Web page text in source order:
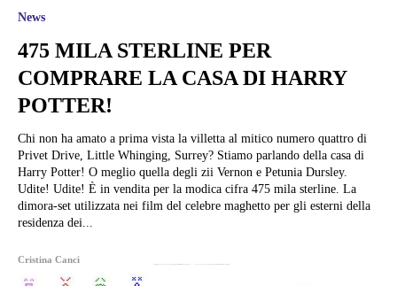
News
475 MILA STERLINE PER
COMPRARE LA CASA DI HARRY
POTTER!
Chi non ha amato a prima vista la villetta al mitico numero quattro di
Privet Drive, Little Whinging, Surrey? Stiamo parlando della casa di
Harry Potter! O meglio quella degli zii Vernon e Petunia Dursley.
Udite! Udite! È in vendita per la modica cifra 475 mila sterline. La
dimora-set utilizzata nei film del celebre maghetto per gli esterni della
residenza dei...
Cristina Canci